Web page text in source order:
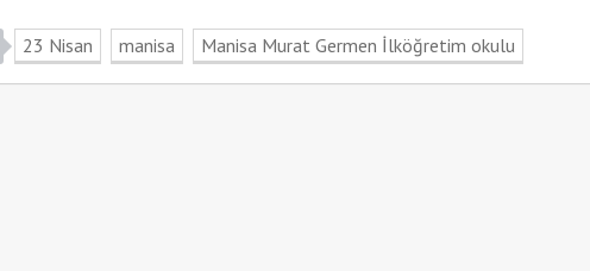
23 Nisan manisa Manisa Murat Germen İlköğretim okulu